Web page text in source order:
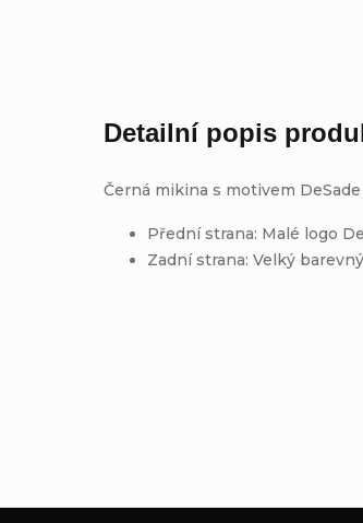
Detailní popis
Černá mikina s motivem DeSade
Přední strana: Malé logo
Zadní strana: Velký